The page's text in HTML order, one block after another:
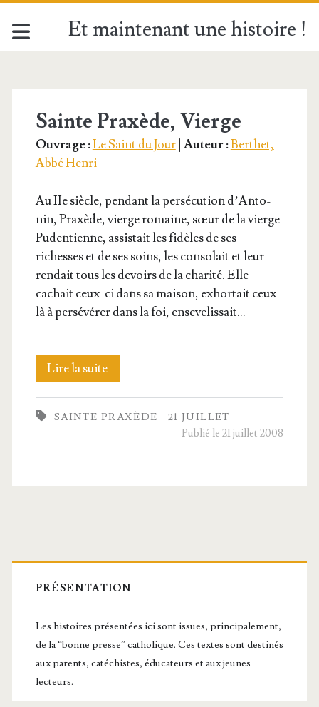
Et maintenant une histoire !
<span>Sainte
Praxède</span>
Sainte Praxède, Vierge
Ouvrage :Le Saint du Jour| Auteur :Berthet,
Abbé Henri
Au IIe siècle, pen­dant la per­sé­cu­tion d’An­to­
nin, Praxède, vierge romaine, sœur de la vierge
Puden­tienne, assis­tait les fidèles de ses
richesses et de ses soins, les conso­lait et leur
ren­dait tous les devoirs de la cha­ri­té. Elle
cachait ceux-ci dans sa mai­son, exhor­tait ceux-
là à per­sé­vé­rer dans la foi, ensevelissait…
Lire la suiteSainte
Praxède,
Vierge
SAINTE PRAXÈDE
21 JUILLET
Publié le 21 juillet 2008
Barre
latérale
principale
PRÉSENTATION
Les histoires présentées ici sont issues, principalement,
de la “bonne presse” catholique. Ces textes sont destinés
aux parents, catéchistes, éducateurs et aux jeunes
lecteurs.